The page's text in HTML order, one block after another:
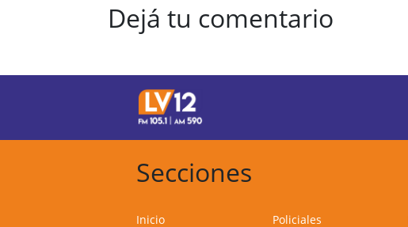
Dejá tu comentario
Secciones
Inicio Policiales